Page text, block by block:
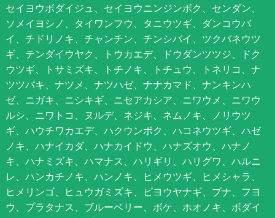
セイヨウボダイジュ、セイヨウニンジンボク、センダン、
ソメイヨシノ、タイワンフウ、タニウツギ、ダンコウバ
イ、チドリノキ、チャンチン、チンシバイ、ツクバネウツ
ギ、テンダイウヤク、トウカエデ、ドウダンツツジ、ドク
ウツギ、トサミズキ、トチノキ、トチュウ、トネリコ、ナ
ツツバキ、ナツメ、ナツハゼ、ナナカマド、ナンキンハ
ゼ、ニガキ、ニシキギ、ニセアカシア、ニワウメ、ニワウ
ルシ、ニワトコ、ヌルデ、ネジキ、ネムノキ、ノリウツ
ギ、ハウチワカエデ、ハクウンボク、ハコネウツギ、ハゼ
ノキ、ハナイカダ、ハナカイドウ、ハナズオウ、ハナノ
キ、ハナミズキ、ハマナス、ハリギリ、ハリグワ、ハルニ
レ、ハンカチノキ、ハンノキ、ヒメウツギ、ヒメシャラ、
ヒメリンゴ、ヒュウガミズキ、ビヨウヤナギ、ブナ、フヨ
ウ、プラタナス、ブルーベリー、ボケ、ホオノキ、ボダイ